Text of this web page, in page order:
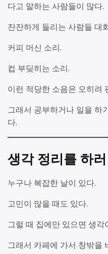
다고 말하는 사람들이 많다.
잔잔하게 들리는 사람들 대
커피 머신 소리.
컵 부딪히는 소리.
이런 적당한 소음은 오히려
그래서 공부하거나 일을 하
다.
생각 정리를 하
누구나 복잡한 날이 있다.
고민이 많을 때도 있다.
그럴 때 집에만 있으면 생
그래서 카페에 가서 창밖을